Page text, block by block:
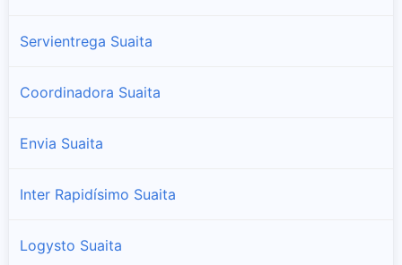
Servientrega Suaita
Coordinadora Suaita
Envia Suaita
Inter Rapidísimo Suaita
Logysto Suaita